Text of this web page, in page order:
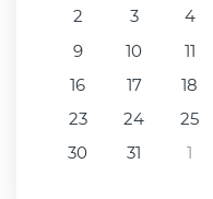
2
3 4
9
10 11
16
17 18
23
24 25
30
31 1